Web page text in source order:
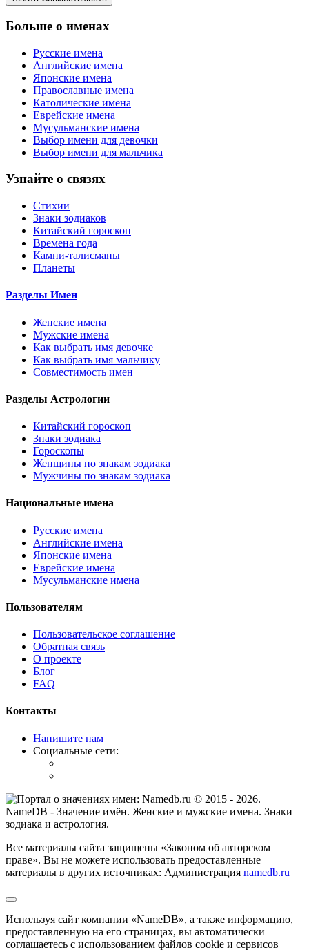
Больше о именах
Русские имена
Английские имена
Японские имена
Православные имена
Католические имена
Еврейские имена
Мусульманские имена
Выбор имени для девочки
Выбор имени для мальчика
Узнайте о связях
Стихии
Знаки зодиаков
Китайский гороскоп
Времена года
Камни-талисманы
Планеты
Разделы Имен
Женские имена
Мужские имена
Как выбрать имя девочке
Как выбрать имя мальчику
Совместимость имен
Разделы Астрологии
Китайский гороскоп
Знаки зодиака
Гороскопы
Женщины по знакам зодиака
Мужчины по знакам зодиака
Национальные имена
Русские имена
Английские имена
Японские имена
Еврейские имена
Мусульманские имена
Пользователям
Пользовательское соглашение
Обратная связь
О проекте
Блог
FAQ
Контакты
Напишите нам
Социальные сети:
© 2015 - 2026.
NameDB - Значение имён. Женские и мужские имена. Знаки
зодиака и астрология.
Все материалы сайта защищены «Законом об авторском
праве». Вы не можете использовать предоставленные
материалы в других источниках: Администрация namedb.ru
Используя сайт компании «NameDB», а также информацию,
предоставленную на его страницах, вы автоматически
соглашаетесь с использованием файлов cookie и сервисов